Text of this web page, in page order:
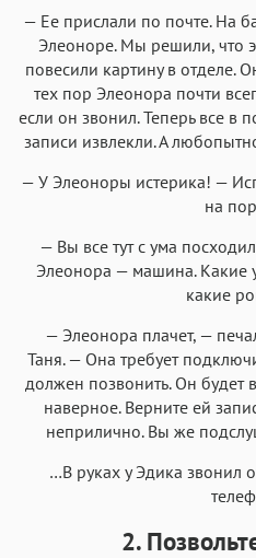
— Ее прислали по почте. На
Элеоноре. Мы решили, что
повесили картину в отделе.
тех пор Элеонора почти
если он звонил. Теперь все в
записи извлекли. А
— У Элеоноры истерика! —
на
— Вы все тут с ума
Элеонора — машина. Какие
какие
— Элеонора плачет, —
Таня. — Она требует
должен позвонить. Он будет
наверное. Верните ей
неприлично. Вы же
…В руках у Эдика
2.